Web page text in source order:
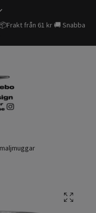
från 61 kr 🚚 Snabba